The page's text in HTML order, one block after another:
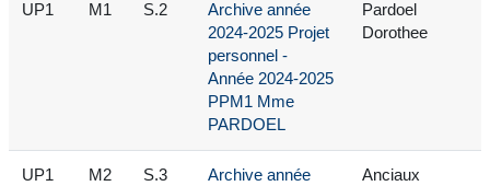
UP1 M1 S.2
Archive année
2024-2025 Projet
personnel -
Année 2024-2025
PPM1 Mme
PARDOEL
Pardoel
Dorothee
UP1 M2 S.3
Archive année
Anciaux